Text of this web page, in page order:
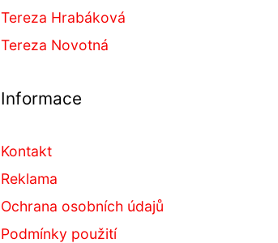
Tereza Hrabáková
Tereza Novotná
Informace
Kontakt
Reklama
Ochrana osobních údajů
Podmínky použití